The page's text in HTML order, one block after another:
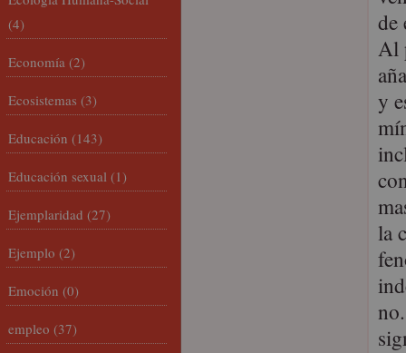
de
Al
y
la
(4)
Economía (2)
Ecosistemas (3)
Educación (143)
Educación sexual (1)
Ejemplaridad (27)
Ejemplo (2)
Emoción (0)
empleo (37)